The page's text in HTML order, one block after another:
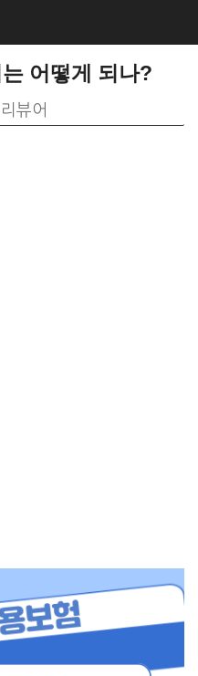
어떻게 되나?
뷰어